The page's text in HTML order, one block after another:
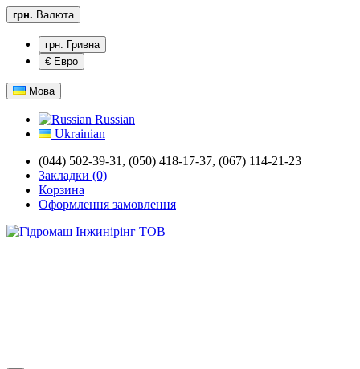
грн. Валюта
грн. Гривна
€ Евро
Мова
Russian
Ukrainian
(044) 502-39-31, (050) 418-17-37, (067) 114-21-23
Закладки (0)
Корзина
Оформлення замовлення